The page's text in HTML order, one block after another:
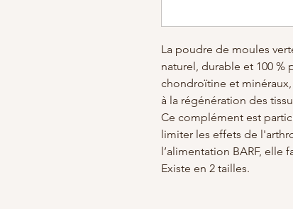
La poudre de moules
naturel, durable et 100 %
chondroïtine et
à la régénération des
Ce complément est
limiter les effets de
l’alimentation BARF, elle
Existe en 2 tailles.